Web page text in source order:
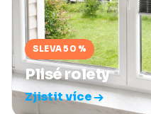
SLEVA 50 %
Plisé rolety
Zjistit více